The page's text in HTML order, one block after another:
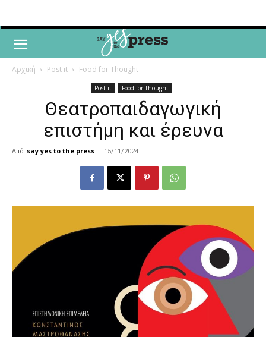
Αρχική Post it Food for Thought
Post it Food for Thought
Θεατροπαιδαγωγική
επιστήμη και έρευνα
Από say yes to the press - 15/11/2024